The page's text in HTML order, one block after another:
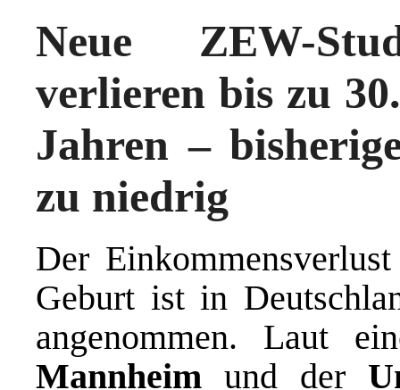
Neue ZEW-
verlieren bis zu
Jahren –
zu niedrig
Der
Geburt ist in
angenommen. Laut
Mannheim und der